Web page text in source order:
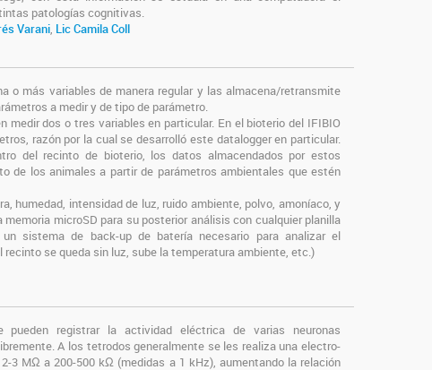
patologías cognitivas.
Varani Lic Camila Coll
o más variables de manera regular y las almacena/retransmite
a medir y de tipo de parámetro.
dos o tres variables en particular. En el bioterio del IFIBIO
razón por la cual se desarrolló este datalogger en particular.
del recinto de bioterio, los datos almacendados por estos
de los animales a partir de parámetros ambientales que estén
humedad, intensidad de luz, ruido ambiente, polvo, amoníaco, y
microSD para su posterior análisis con cualquier planilla
sistema de back-up de batería necesario para analizar el
se queda sin luz, sube la temperatura ambiente, etc.)
registrar la actividad eléctrica de varias neuronas
A los tetrodos generalmente se les realiza una electro-
3 MΩ a 200-500 kΩ (medidas a 1 kHz), aumentando la relación